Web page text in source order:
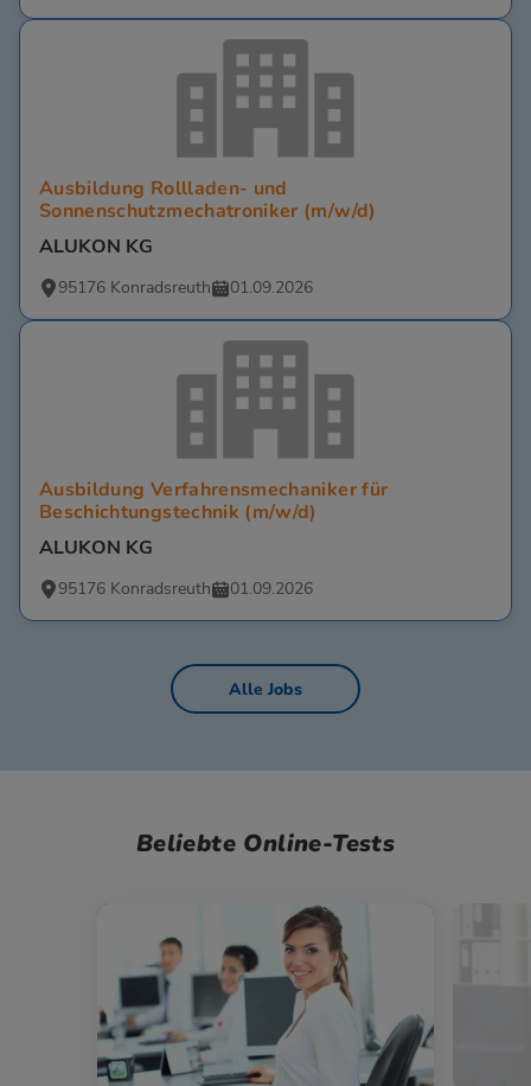
Ausbildung Rollladen- und
Sonnenschutzmechatroniker (m/w/d)
ALUKON KG
95176 Konradsreuth 01.09.2026
Ausbildung Verfahrensmechaniker für
Beschichtungstechnik (m/w/d)
ALUKON KG
95176 Konradsreuth 01.09.2026
Alle Jobs
Beliebte Online-Tests